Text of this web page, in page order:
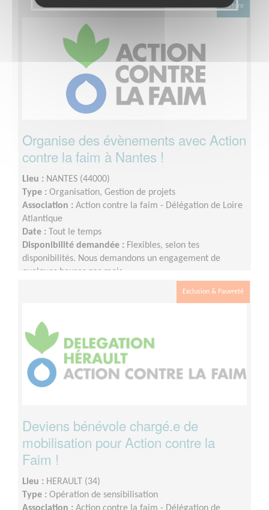
Culture
Organise des évènements avec Action
contre la faim à Nantes !
Lieu : NANTES (44000)
Type : Organisation, Gestion de projets
Association : Action contre la faim - Délégation de Loire
Atlantique
Date :
Tout le temps
Disponibilité demandée : Flexibles, selon tes
disponibilités. Nous demandons un engagement de
quelques heures par mois.
Exclusion & Pauvreté
Deviens bénévole chargé.e de
mobilisation pour Action contre la
Faim !
Lieu : HERAULT (34)
Type : Opération de sensibilisation